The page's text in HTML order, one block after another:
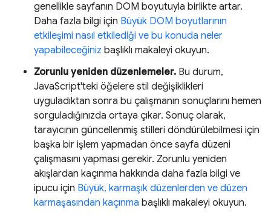
genellikle sayfanın DOM boyutuyla birlikte artar.
Daha fazla bilgi için Büyük DOM boyutlarının
etkileşimi nasıl etkilediği ve bu konuda neler
yapabileceğiniz başlıklı makaleyi okuyun.
Zorunlu yeniden düzenlemeler. Bu durum,
JavaScript'teki öğelere stil değişiklikleri
uyguladıktan sonra bu çalışmanın sonuçlarını hemen
sorguladığınızda ortaya çıkar. Sonuç olarak,
tarayıcının güncellenmiş stilleri döndürülebilmesi için
başka bir işlem yapmadan önce sayfa düzeni
çalışmasını yapması gerekir. Zorunlu yeniden
akışlardan kaçınma hakkında daha fazla bilgi ve
ipucu için Büyük, karmaşık düzenlerden ve düzen
karmaşasından kaçınma başlıklı makaleyi okuyun.